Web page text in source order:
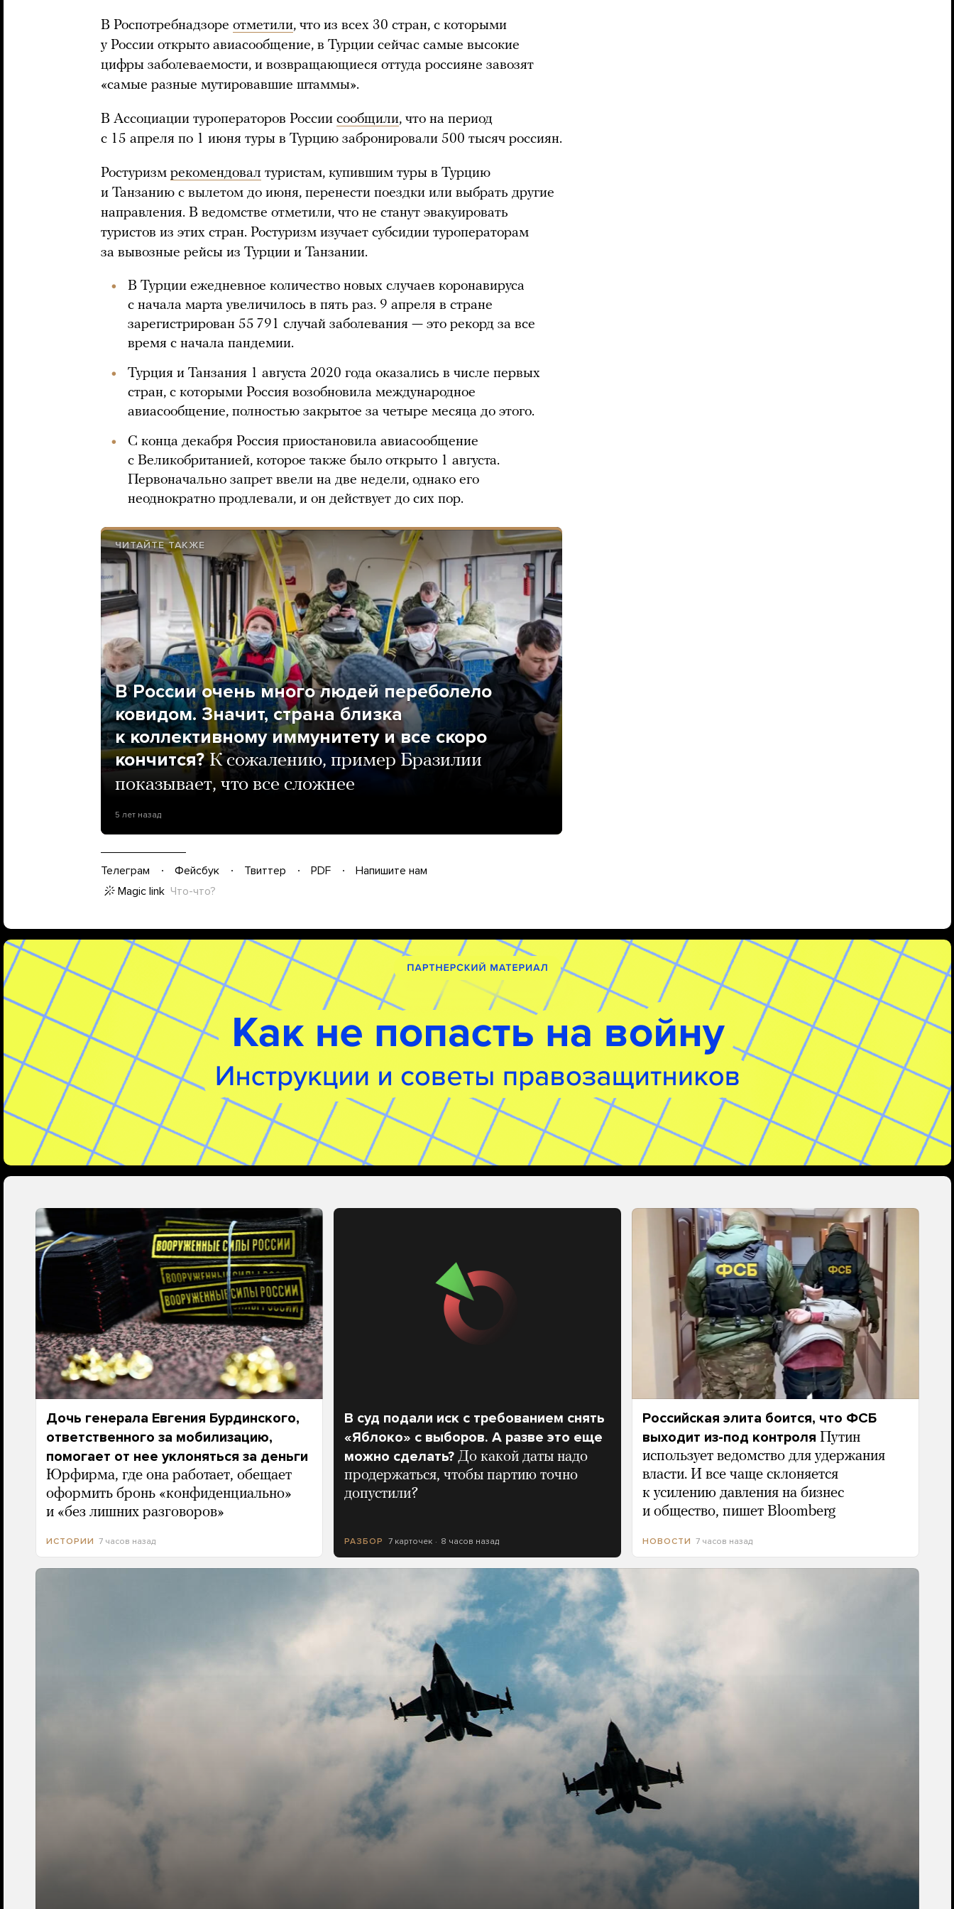
В Роспотребнадзоре отметили, что из всех 30 стран, с которыми
у России открыто авиасообщение, в Турции сейчас самые высокие
цифры заболеваемости, и возвращающиеся оттуда россияне завозят
«самые разные мутировавшие штаммы».
В Ассоциации туроператоров России сообщили, что на период
с 15 апреля по 1 июня туры в Турцию забронировали 500 тысяч россиян.
Ростуризм рекомендовал туристам, купившим туры в Турцию
и Танзанию с вылетом до июня, перенести поездки или выбрать другие
направления. В ведомстве отметили, что не станут эвакуировать
туристов из этих стран. Ростуризм изучает субсидии туроператорам
за вывозные рейсы из Турции и Танзании.
В Турции ежедневное количество новых случаев коронавируса
с начала марта увеличилось в пять раз. 9 апреля в стране
зарегистрирован 55 791 случай заболевания — это рекорд за все
время с начала пандемии.
Турция и Танзания 1 августа 2020 года оказались в числе первых
стран, с которыми Россия возобновила международное
авиасообщение, полностью закрытое за четыре месяца до этого.
С конца декабря Россия приостановила авиасообщение
с Великобританией, которое также было открыто 1 августа.
Первоначально запрет ввели на две недели, однако его
неоднократно продлевали, и он действует до сих пор.
ЧИТАЙТЕ ТАКЖЕ
В России очень много людей переболело
ковидом. Значит, страна близка
к коллективному иммунитету и все скоро
кончится?К сожалению, пример Бразилии
показывает, что все сложнее
5 лет назад
Телеграм Фейсбук Твиттер PDF
Напишите нам
Magic link Что-что?
Дочь генерала Евгения Бурдинского,
ответственного за мобилизацию,
помогает от нее уклоняться за деньги
Юрфирма, где она работает, обещает
оформить бронь «конфиденциально»
и «без лишних разговоров»
ИСТОРИИ 7 часов назад
В суд подали иск с требованием снять
«Яблоко» с выборов. А разве это еще
можно сделать? До какой даты надо
продержаться, чтобы партию точно
допустили?
РАЗБОР 7 карточек 8 часов назад
Российская элита боится, что ФСБ
выходит из-под контроля Путин
использует ведомство для удержания
власти. И все чаще склоняется
к усилению давления на бизнес
и общество, пишет Bloomberg
НОВОСТИ 7 часов назад